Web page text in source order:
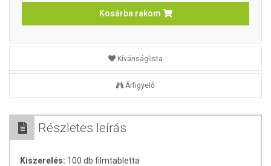
Kosárba rakom
Kívánságlista
Árfigyelő
Részletes leírás
Kiszerelés: 100 db filmtabletta